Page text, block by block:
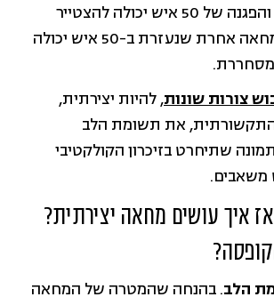
כמה אנשים באו? והפגנה של 50 איש יכולה להצטייר
ככישלון בעוד שמחאה אחרת שנעזרת ב-50 איש יכולה
מסחררת.
צורות שונות, להיות יצירתית,
את תשומת הלב
שתיחרט בזיכרון הקולקטיבי
משאבים.
איך עושים מחאה יצירתית?
הלב. בהנחה שהמטרה של המחאה